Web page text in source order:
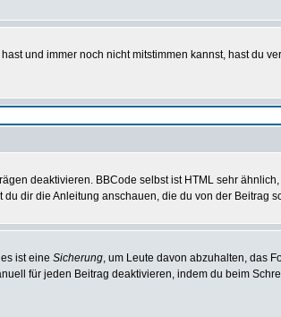
und immer noch nicht mitstimmen kannst, hast du
deaktivieren. BBCode selbst ist HTML sehr
dir die Anleitung anschauen, die du von der Beitrag
ist eine Sicherung, um Leute davon abzuhalten, das
für jeden Beitrag deaktivieren, indem du beim